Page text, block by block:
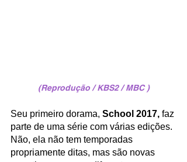
(Reprodução / KBS2 / MBC )
Seu primeiro dorama, School 2017, faz
parte de uma série com várias edições.
Não, ela não tem temporadas
propriamente ditas, mas são novas